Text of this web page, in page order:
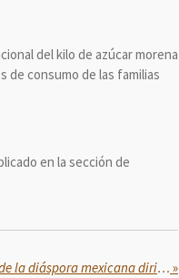
del kilo de azúcar morena
de consumo de las familias
en la sección de
Sheinbaum presenta Cátedras de la diáspora mexicana dirigido a jóvenes investigadores en el exterior que mantienen vínculo con México »